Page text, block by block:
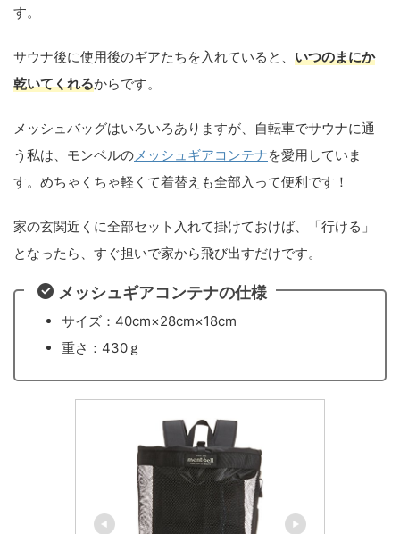
す。
サウナ後に使用後のギアたちを入れていると、 いつのまにか
乾いてくれるからです。
メッシュバッグはいろいろありますが、自転車でサウナに通
う私は、モンベルの メッシュギアコンテナを愛用していま
す。めちゃくちゃ軽くて着替えも全部入って便利です！
家の玄関近くに全部セット入れて掛けておけば、「行ける」
となったら、すぐ担いで家から飛び出すだけです。
メッシュギアコンテナの仕様
サイズ：40cm×28cm×18cm
重さ：430ｇ